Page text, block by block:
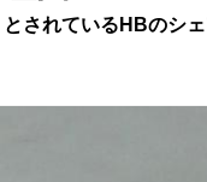
とされているHBのシ